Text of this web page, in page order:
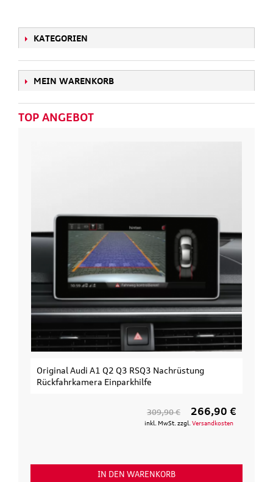
KATEGORIEN
MEIN WARENKORB
TOP ANGEBOT
Original Audi Erweiterungssatz
3. Fahrrad
154,90 €
inkl. MwSt. zzgl.
IN DEN WARENKORB